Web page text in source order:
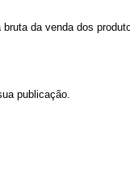
da venda dos
publicação.